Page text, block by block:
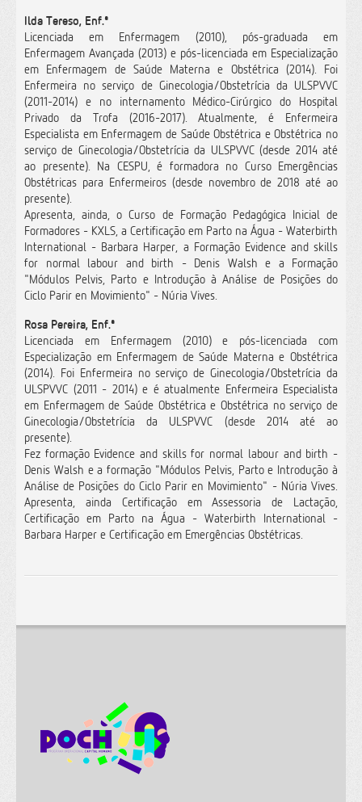
Ilda Tereso, Enf.ª
Licenciada em Enfermagem (2010), pós-graduada em
Enfermagem Avançada (2013) e pós-licenciada em Especialização
em Enfermagem de Saúde Materna e Obstétrica (2014). Foi
Enfermeira no serviço de Ginecologia/Obstetrícia da ULSPVVC
(2011-2014) e no internamento Médico-Cirúrgico do Hospital
Privado da Trofa (2016-2017). Atualmente, é Enfermeira
Especialista em Enfermagem de Saúde Obstétrica e Obstétrica no
serviço de Ginecologia/Obstetrícia da ULSPVVC (desde 2014 até
ao presente). Na CESPU, é formadora no Curso Emergências
Obstétricas para Enfermeiros (desde novembro de 2018 até ao
presente).
Apresenta, ainda, o Curso de Formação Pedagógica Inicial de
Formadores - KXLS, a Certificação em Parto na Água - Waterbirth
International - Barbara Harper, a Formação Evidence and skills
for normal labour and birth - Denis Walsh e a Formação
"Módulos Pelvis, Parto e Introdução à Análise de Posições do
Ciclo Parir en Movimiento" - Núria Vives.
Rosa Pereira, Enf.ª
Licenciada em Enfermagem (2010) e pós-licenciada com
Especialização em Enfermagem de Saúde Materna e Obstétrica
(2014). Foi Enfermeira no serviço de Ginecologia/Obstetrícia da
ULSPVVC (2011 - 2014) e é atualmente Enfermeira Especialista
em Enfermagem de Saúde Obstétrica e Obstétrica no serviço de
Ginecologia/Obstetrícia da ULSPVVC (desde 2014 até ao
presente).
Fez formação Evidence and skills for normal labour and birth -
Denis Walsh e a formação "Módulos Pelvis, Parto e Introdução à
Análise de Posições do Ciclo Parir en Movimiento" - Núria Vives.
Apresenta, ainda Certificação em Assessoria de Lactação,
Certificação em Parto na Água - Waterbirth International -
Barbara Harper e Certificação em Emergências Obstétricas.